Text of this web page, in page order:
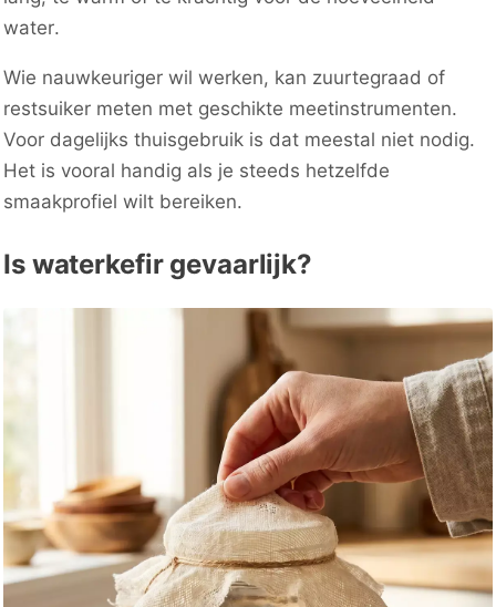
water.
Wie nauwkeuriger wil werken, kan zuurtegraad of
restsuiker meten met geschikte meetinstrumenten.
Voor dagelijks thuisgebruik is dat meestal niet nodig.
Het is vooral handig als je steeds hetzelfde
smaakprofiel wilt bereiken.
Is waterkefir gevaarlijk?